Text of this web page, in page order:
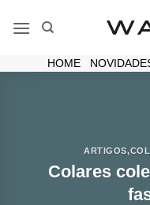
HOME|
ARTIGOS,
Colares